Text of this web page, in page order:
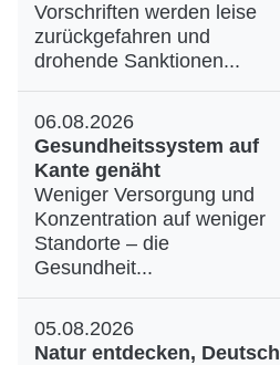
Vorschriften werden leise
zurückgefahren und
drohende Sanktionen...
06.08.2026
Gesundheitssystem auf
Kante genäht
Weniger Versorgung und
Konzentration auf weniger
Standorte – die
Gesundheit...
05.08.2026
Natur entdecken, Deutsch